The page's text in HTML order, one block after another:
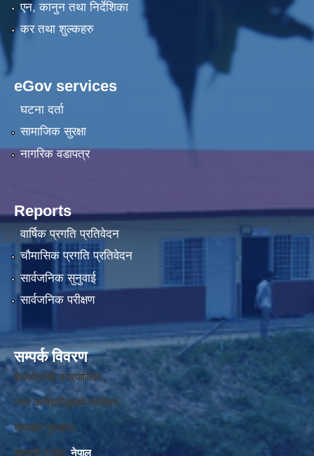
एन, कानुन तथा निर्देशिका
कर तथा शुल्कहरु
eGov services
घटना दर्ता
सामाजिक सुरक्षा
नागरिक वडापत्र
Reports
वार्षिक प्रगति प्रतिवेदन
चौमासिक प्रगति प्रतिवेदन
सार्वजनिक सुनुवाई
सार्वजनिक परीक्षण
सम्पर्क विवरण
बेलकोटगढी नगरपालिका ,
नगर कार्यपालिकाको कार्यालय,
बाघखोर नुवाकोट,
बागमती प्रदेश, नेपाल